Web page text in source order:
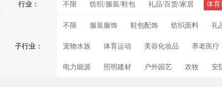
行业： 不限 纺织/服装/鞋包 礼品/百货/家居 体育
子行业：
不限 服装服饰 鞋包配饰 纺织面料 礼
宠物水族 体育运动 美容化妆品 养老医疗
电力能源 照明建材 户外园艺 农牧 安